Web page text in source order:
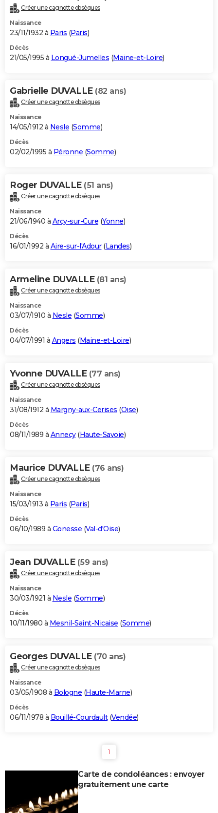
Créer une cagnotte obsèques
Naissance
23/11/1932 à Paris (Paris)
Décès
21/05/1995 à Longué-Jumelles (Maine-et-Loire)
Gabrielle DUVALLE (82 ans)
Créer une cagnotte obsèques
Naissance
14/05/1912 à Nesle (Somme)
Décès
02/02/1995 à Péronne (Somme)
Roger DUVALLE (51 ans)
Créer une cagnotte obsèques
Naissance
21/06/1940 à Arcy-sur-Cure (Yonne)
Décès
16/01/1992 à Aire-sur-l'Adour(Landes)
Armeline DUVALLE (81 ans)
Créer une cagnotte obsèques
Naissance
03/07/1910 à Nesle (Somme)
Décès
04/07/1991 à Angers (Maine-et-Loire)
Yvonne DUVALLE (77 ans)
Créer une cagnotte obsèques
Naissance
31/08/1912 à Margny-aux-Cerises (Oise)
Décès
08/11/1989 à Annecy(Haute-Savoie)
Maurice DUVALLE (76 ans)
Créer une cagnotte obsèques
Naissance
15/03/1913 à Paris (Paris)
Décès
06/10/1989 à Gonesse (Val-d'Oise)
Jean DUVALLE (59 ans)
Créer une cagnotte obsèques
Naissance
30/03/1921 à Nesle (Somme)
Décès
10/11/1980 à Mesnil-Saint-Nicaise (Somme)
Georges DUVALLE (70 ans)
Créer une cagnotte obsèques
Naissance
03/05/1908 à Bologne (Haute-Marne)
Décès
06/11/1978 à Bouillé-Courdault(Vendée)
1
Carte de condoléances : envoyer
gratuitement une carte